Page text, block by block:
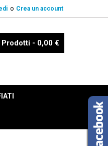
o Crea un account
Prodotti - 0,00 €